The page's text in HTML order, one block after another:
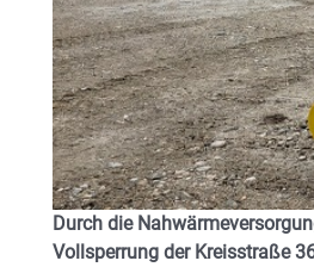
Durch die
Vollsperrung der Kreisstraße